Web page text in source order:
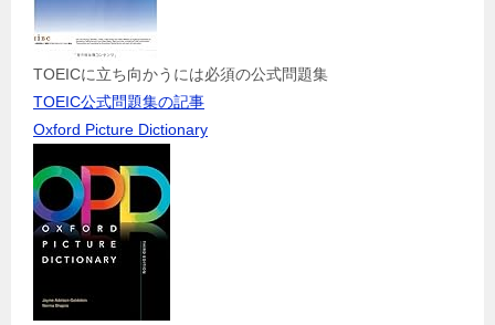
TOEICに立ち向かうには必須の公式問題集
TOEIC公式問題集の記事
Oxford Picture Dictionary